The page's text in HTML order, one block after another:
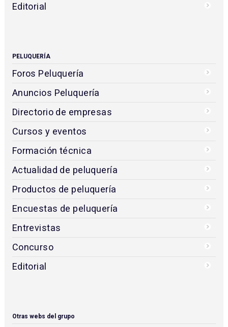
Editorial
PELUQUERÍA
Foros Peluquería
Anuncios Peluquería
Directorio de empresas
Cursos y eventos
Formación técnica
Actualidad de peluquería
Productos de peluquería
Encuestas de peluquería
Entrevistas
Concurso
Editorial
Otras webs del grupo